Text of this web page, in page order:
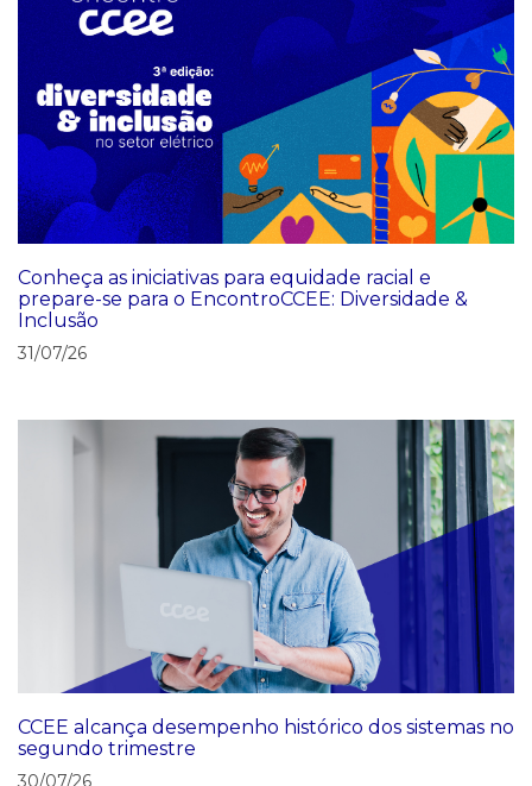
Conheça as iniciativas para equidade racial e
prepare-se para o EncontroCCEE: Diversidade &
Inclusão
31/07/26
CCEE alcança desempenho histórico dos sistemas no
segundo trimestre
30/07/26